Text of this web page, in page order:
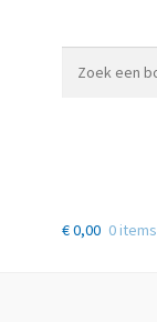
een
€0,00 0 items